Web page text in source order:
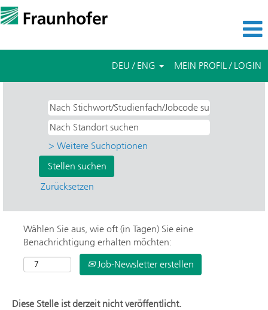
DEU / ENG MEIN PROFIL / LOGIN
> Weitere Suchoptionen
Zurücksetzen
Wählen Sie aus, wie oft (in Tagen) Sie eine
Benachrichtigung erhalten möchten:
Job-Newsletter erstellen
Diese Stelle ist derzeit nicht veröffentlicht.